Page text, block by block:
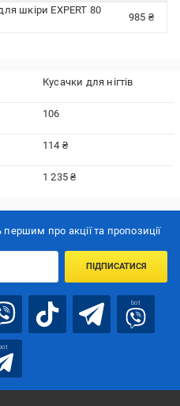
шкіри EXPERT 80
985 ₴
Кусачки для нігтів
106
114 ₴
1 235 ₴
про акції та пропозиції
ПІДПИСАТИСЯ
bot
bot